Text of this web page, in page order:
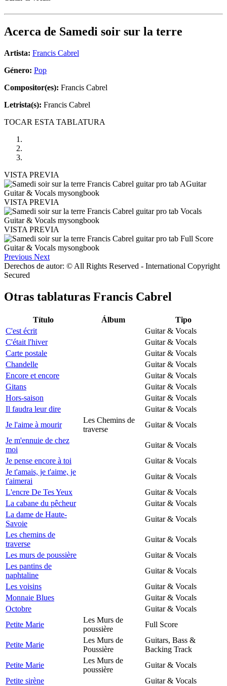
Acerca de Samedi soir sur la terre
Artista: Francis Cabrel
Género: Pop
Compositor(es): Francis Cabrel
Letrista(s): Francis Cabrel
TOCAR ESTA TABLATURA
VISTA PREVIA
VISTA PREVIA
VISTA PREVIA
Previous Next
Derechos de autor: © All Rights Reserved - International Copyright
Secured
Otras tablaturas Francis Cabrel
Título Álbum
Tipo
C'est écrit
Guitar & Vocals
C'était l'hiver
Guitar & Vocals
Carte postale
Guitar & Vocals
Chandelle
Guitar & Vocals
Encore et encore
Guitar & Vocals
Gitans
Guitar & Vocals
Hors-saison
Guitar & Vocals
Il faudra leur dire
Guitar & Vocals
Je l'aime à mourir
Les Chemins de
traverse
Guitar & Vocals
Je m'ennuie de chez
moi
Guitar & Vocals
Je pense encore à toi
Guitar & Vocals
Je t'amais, je t'aime, je
t'aimerai
Guitar & Vocals
L'encre De Tes Yeux
Guitar & Vocals
La cabane du pêcheur
Guitar & Vocals
La dame de Haute-
Savoie
Guitar & Vocals
Les chemins de
traverse
Guitar & Vocals
Les murs de poussière
Guitar & Vocals
Les pantins de
naphtaline
Guitar & Vocals
Les voisins
Guitar & Vocals
Monnaie Blues
Guitar & Vocals
Octobre
Guitar & Vocals
Petite Marie
Les Murs de
poussière
Full Score
Petite Marie
Les Murs de
Poussière
Guitars, Bass &
Backing Track
Petite Marie
Les Murs de
poussière
Guitar & Vocals
Petite sirène
Guitar & Vocals